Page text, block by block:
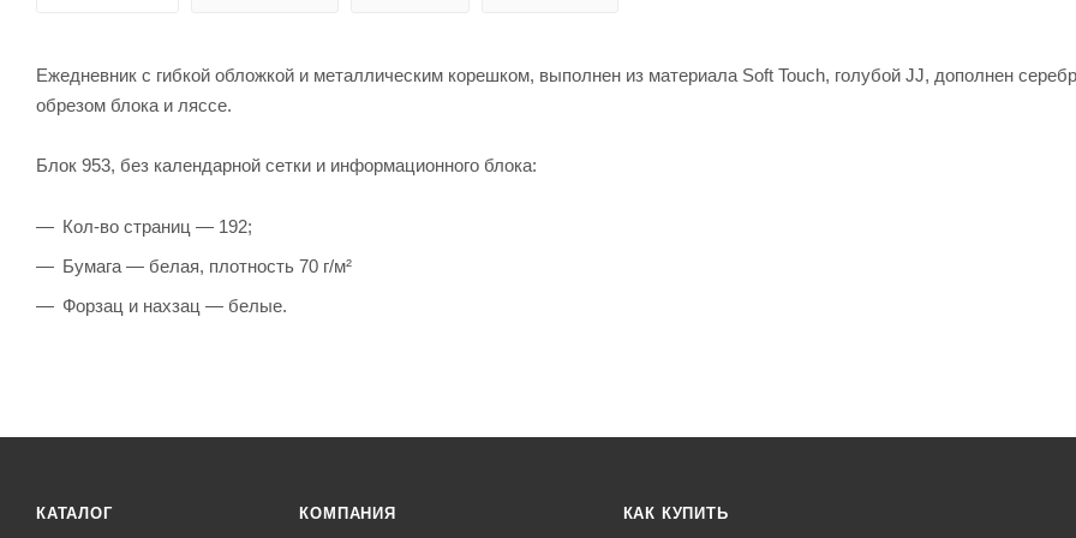
Ежедневник с гибкой обложкой и металлическим корешком, выполнен из материала Soft Touch, голубой JJ, дополнен
обрезом блока и ляссе.
Блок 953, без календарной сетки и информационного блока:
Кол-во страниц — 192;
Бумага — белая, плотность 70 г/м²
Форзац и нахзац — белые.
КАТАЛОГ КОМПАНИЯ КАК КУПИТЬ